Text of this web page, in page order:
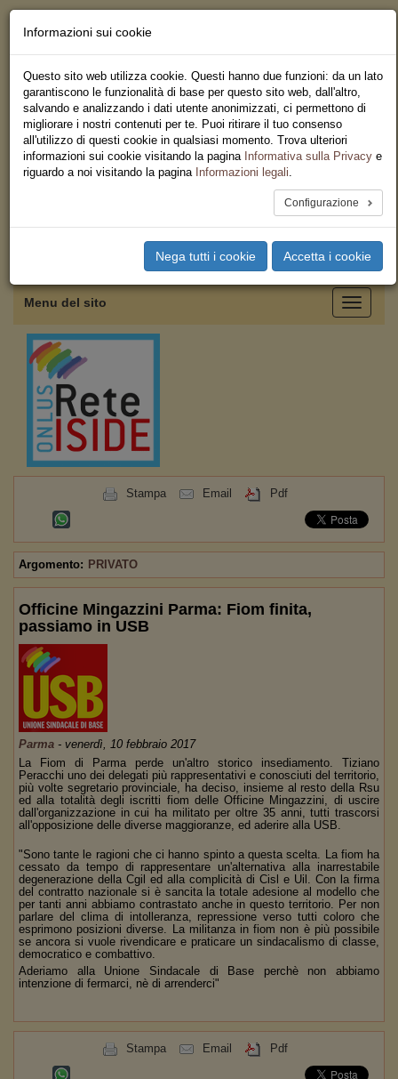
Servizi
Iscriviti
Ricerca
Area Stampa
Privacy
Federazione Regionale USB
Emilia Romagna
Toggle
Menu del sito
Stampa Email Pdf
Argomento: PRIVATO
Officine Mingazzini Parma: Fiom finita,
passiamo in USB
Parma - venerdì, 10 febbraio 2017
La Fiom di Parma perde un'altro storico insediamento. Tiziano
Peracchi uno dei delegati più rappresentativi e conosciuti del territorio,
più volte segretario provinciale, ha deciso, insieme al resto della Rsu
ed alla totalità degli iscritti fiom delle Officine Mingazzini, di uscire
dall'organizzazione in cui ha militato per oltre 35 anni, tutti trascorsi
all'opposizione delle diverse maggioranze, ed aderire alla USB.
"Sono tante le ragioni che ci hanno spinto a questa scelta. La fiom ha
cessato da tempo di rappresentare un'alternativa alla inarrestabile
degenerazione della Cgil ed alla complicità di Cisl e Uil. Con la firma
del contratto nazionale si è sancita la totale adesione al modello che
per tanti anni abbiamo contrastato anche in questo territorio. Per non
parlare del clima di intolleranza, repressione verso tutti coloro che
esprimono posizioni diverse. La militanza in fiom non è più possibile
se ancora si vuole rivendicare e praticare un sindacalismo di classe,
democratico e combattivo.
Aderiamo alla Unione Sindacale di Base perchè non abbiamo
intenzione di fermarci, nè di arrenderci"
Stampa Email Pdf
Informazioni sui cookie
Questo sito web utilizza cookie. Questi hanno due funzioni: da un lato
garantiscono le funzionalità di base per questo sito web, dall'altro,
salvando e analizzando i dati utente anonimizzati, ci permettono di
migliorare i nostri contenuti per te. Puoi ritirare il tuo consenso
all'utilizzo di questi cookie in qualsiasi momento. Trova ulteriori
informazioni sui cookie visitando la pagina Informativa sulla Privacy e
riguardo a noi visitando la pagina Informazioni legali.
Configurazione
Nega tutti i cookie Accetta i cookie